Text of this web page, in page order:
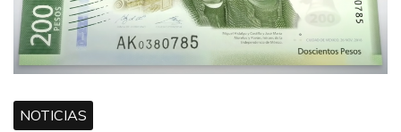
NOTICIAS